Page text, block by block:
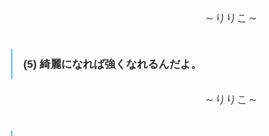
～りりこ～
(5) 綺麗になれば強くなれるんだよ。
～りりこ～